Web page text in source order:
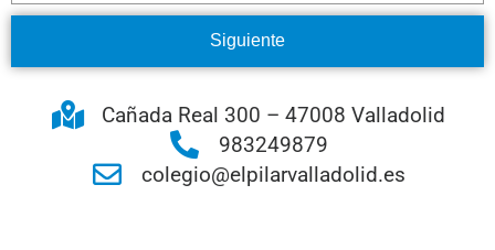
Siguiente
Cañada Real 300 – 47008 Valladolid
983249879
colegio@elpilarvalladolid.es